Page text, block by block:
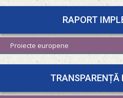
RAPORT
Proiecte europene